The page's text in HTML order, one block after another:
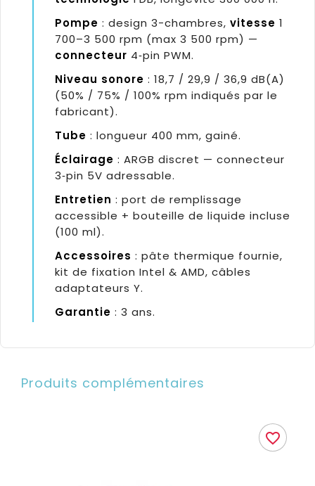
Pompe : design 3-chambres, vitesse 1
700–3 500 rpm (max 3 500 rpm) —
connecteur 4‑pin PWM.
Niveau sonore : 18,7 / 29,9 / 36,9 dB(A)
(50% / 75% / 100% rpm indiqués par le
fabricant).
Tube : longueur 400 mm, gainé.
Éclairage : ARGB discret — connecteur
3‑pin 5V adressable.
Entretien : port de remplissage
accessible + bouteille de liquide incluse
(100 ml).
Accessoires : pâte thermique fournie,
kit de fixation Intel & AMD, câbles
adaptateurs Y.
Garantie : 3 ans.
Produits complémentaires
favorite_border